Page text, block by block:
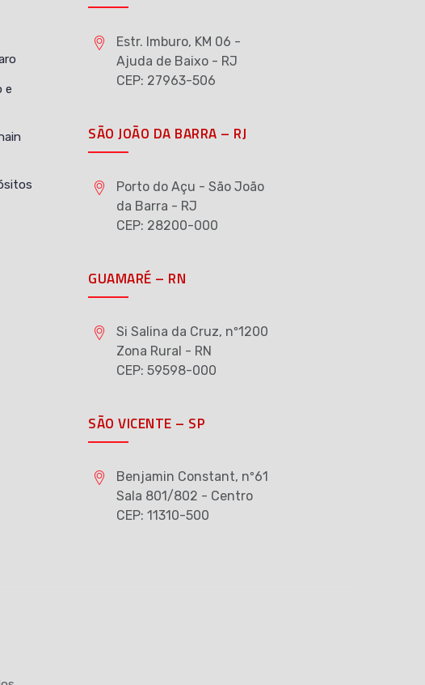
e
Estr. Imburo, KM 06 -
Ajuda de Baixo - RJ
CEP: 27963-506
SÃO JOÃO DA BARRA – RJ
Porto do Açu - São João
da Barra - RJ
CEP: 28200-000
GUAMARÉ – RN
Si Salina da Cruz, nº1200
Zona Rural - RN
CEP: 59598-000
SÃO VICENTE – SP
Benjamin Constant, nº61
Sala 801/802 - Centro
CEP: 11310-500